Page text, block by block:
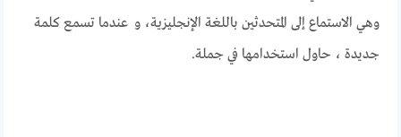
وهي الاستماع إلى المتحدثين باللغة الإنجليزية، و عندما تسمع كلمة
جديدة ، حاول استخدامها في جملة.